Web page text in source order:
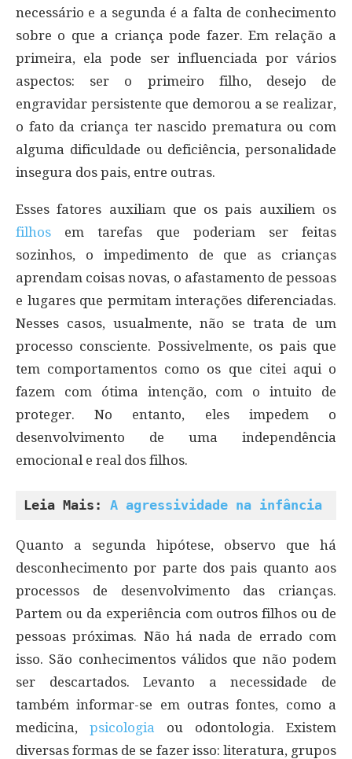
necessário e a segunda é a falta de conhecimento
sobre o que a criança pode fazer. Em relação a
primeira, ela pode ser influenciada por vários
aspectos: ser o primeiro filho, desejo de
engravidar persistente que demorou a se realizar,
o fato da criança ter nascido prematura ou com
alguma dificuldade ou deficiência, personalidade
insegura dos pais, entre outras.
Esses fatores auxiliam que os pais auxiliem os
filhos em tarefas que poderiam ser feitas
sozinhos, o impedimento de que as crianças
aprendam coisas novas, o afastamento de pessoas
e lugares que permitam interações diferenciadas.
Nesses casos, usualmente, não se trata de um
processo consciente. Possivelmente, os pais que
tem comportamentos como os que citei aqui o
fazem com ótima intenção, com o intuito de
proteger. No entanto, eles impedem o
desenvolvimento de uma independência
emocional e real dos filhos.
Leia Mais: A agressividade na infância
Quanto a segunda hipótese, observo que há
desconhecimento por parte dos pais quanto aos
processos de desenvolvimento das crianças.
Partem ou da experiência com outros filhos ou de
pessoas próximas. Não há nada de errado com
isso. São conhecimentos válidos que não podem
ser descartados. Levanto a necessidade de
também informar-se em outras fontes, como a
medicina, psicologia ou odontologia. Existem
diversas formas de se fazer isso: literatura, grupos